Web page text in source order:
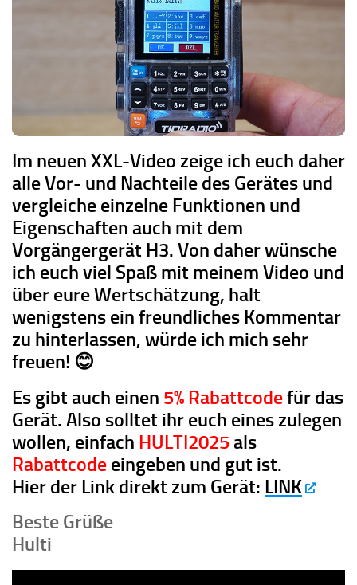
Im neuen XXL-Video zeige ich euch daher
alle Vor- und Nachteile des Gerätes und
vergleiche einzelne Funktionen und
Eigenschaften auch mit dem
Vorgängergerät H3. Von daher wünsche
ich euch viel Spaß mit meinem Video und
über eure Wertschätzung, halt
wenigstens ein freundliches Kommentar
zu hinterlassen, würde ich mich sehr
freuen! 😊
Es gibt auch einen 5% Rabattcodefür das
Gerät. Also solltet ihr euch eines zulegen
wollen, einfach HULTI2025als
Rabattcode eingeben und gut ist.
Hier der Link direkt zum Gerät: LINK
Beste Grüße
Hulti